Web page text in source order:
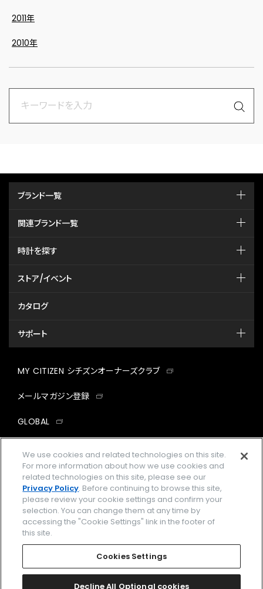
2011年
2010年
ブランド一覧
関連ブランド一覧
時計を探す
ストア/イベント
カタログ
サポート
MY CITIZEN シチズンオーナーズクラブ
メールマガジン登録
GLOBAL
facebookinstagramtwitter
企業情報 ご利用規約
プライバシーポリシー Cookies Settings
Amazon PayはAmazon.com, Inc.またはその関連会社の商標です。
We use cookies and related technologies on this site.
For more information about how we use cookies and
related technologies on this site, please see our
Privacy Policy. Before continuing to browse this site,
please review your cookie settings and confirm your
selection. You can change them at any time by
accessing the "Cookie Settings" link in the footer of
this site.
Cookies Settings
Decline All Optional cookies